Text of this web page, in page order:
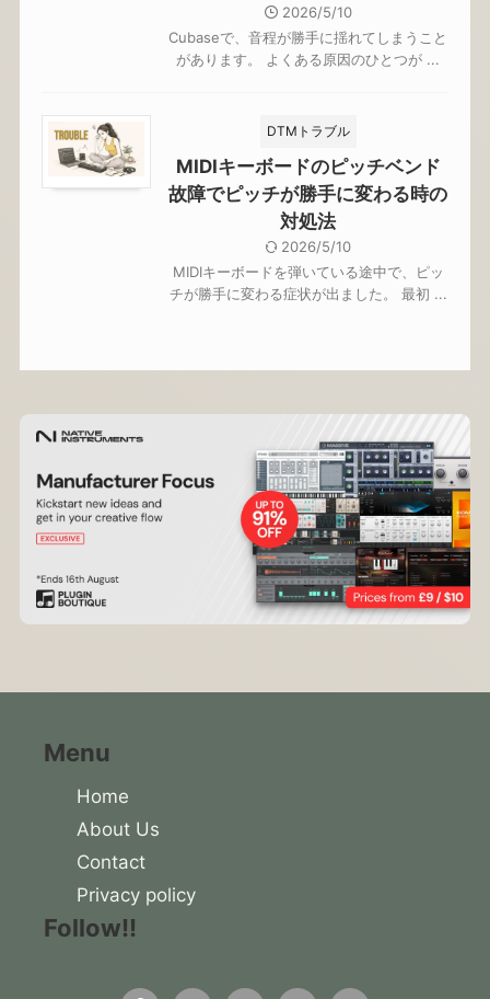
2026/5/10
Cubaseで、音程が勝手に揺れてしまうこと
があります。 よくある原因のひとつが ...
DTMトラブル
MIDIキーボードのピッチベンド
故障でピッチが勝手に変わる時の
対処法
2026/5/10
MIDIキーボードを弾いている途中で、ピッ
チが勝手に変わる症状が出ました。 最初 ...
Menu
Home
About Us
Contact
Privacy policy
Follow!!